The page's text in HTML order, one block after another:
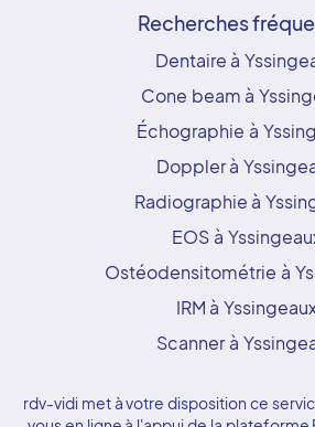
Recherches
Dentaire à
Cone beam à
Échographie à
Doppler à
Radiographie à
EOS à
Ostéodensitométrie à
IRM à
Scanner à
rdv-vidi met à votre disposition ce